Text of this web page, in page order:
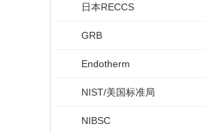
日本RECCS
GRB
Endotherm
NIST/美国标准局
NIBSC